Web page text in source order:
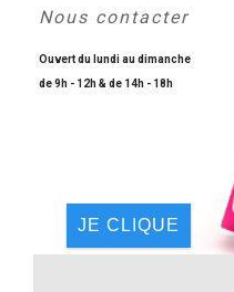
Nous contacter
Ouvert du lundi au dimanche
de 9h - 12h & de 14h - 18h
JE CLIQUE